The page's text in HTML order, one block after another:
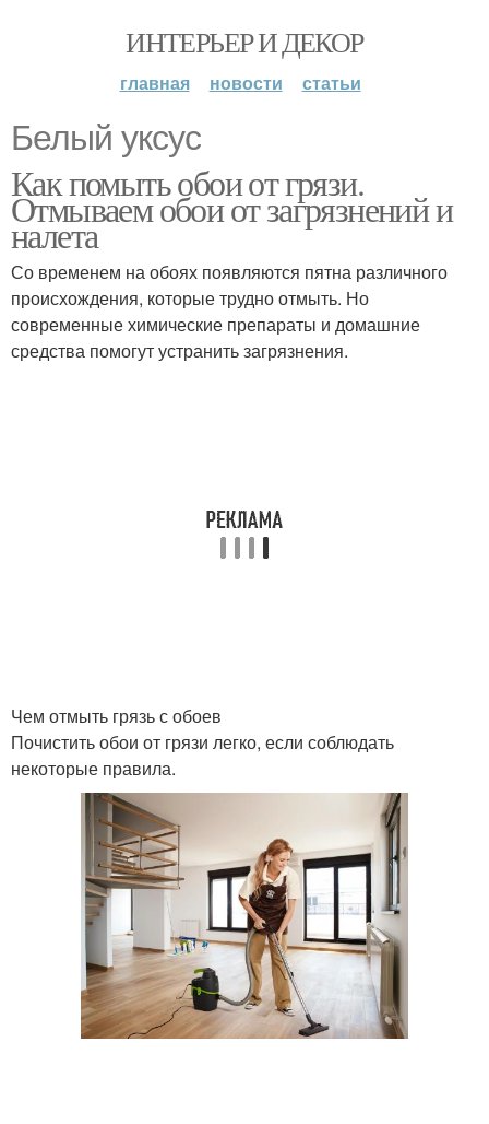
ИНТЕРЬЕР И ДЕКОР
главная новости статьи
Белый уксус
Как помыть обои от грязи.
Отмываем обои от загрязнений и
налета
Со временем на обоях появляются пятна различного
происхождения, которые трудно отмыть. Но
современные химические препараты и домашние
средства помогут устранить загрязнения.
Чем отмыть грязь с обоев
Почистить обои от грязи легко, если соблюдать
некоторые правила.